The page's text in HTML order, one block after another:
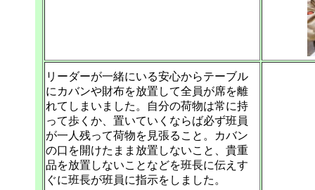
リーダーが一緒にいる安心からテーブル
にカバンや財布を放置して全員が席を離
れてしまいました。自分の荷物は常に持
って歩くか、置いていくならば必ず班員
が一人残って荷物を見張ること。カバン
の口を開けたまま放置しないこと、貴重
品を放置しないことなどを班長に伝えす
ぐに班長が班員に指示をしました。